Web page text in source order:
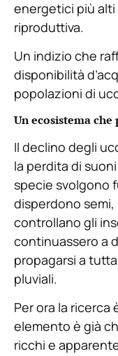
energetici più alti
riproduttiva.
Un indizio che
disponibilità
popolazioni di
Un ecosistema
Il declino degli
la perdita di
specie svolgono
disperdono
controllano gli
continuassero a
propagarsi a
pluviali.
Per ora la ricerca
elemento è già
ricchi e